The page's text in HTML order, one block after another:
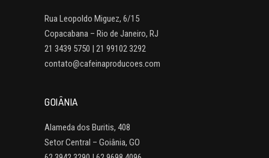
Rua Leopoldo Miguez, 6/15
Copacabana – Rio de Janeiro, RJ
21 3439 5750 | 21 99102 3292
contato@cafeinaproducoes.com
GOIÂNIA
Alameda dos Buritis, 408
Setor Central – Goiânia, GO